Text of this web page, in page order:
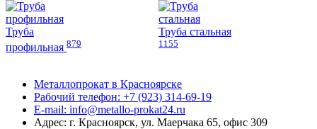
Труба
профильная 879
Труба стальная
1155
Металлопрокат в Красноярске
Рабочий телефон: +7 (923) 314-69-19
E-mail: info@metallo-prokat24.ru
Адрес: г. Красноярск, ул. Маерчака 65, офис 309